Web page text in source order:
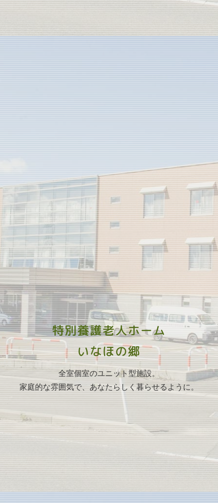
特別養護老人ホーム
いなほの郷
全室個室のユニット型施設。
家庭的な雰囲気で、あなたらしく暮らせるように。